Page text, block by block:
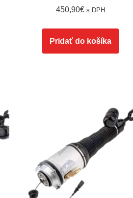
450,90€ s DPH
Pridať do košíka